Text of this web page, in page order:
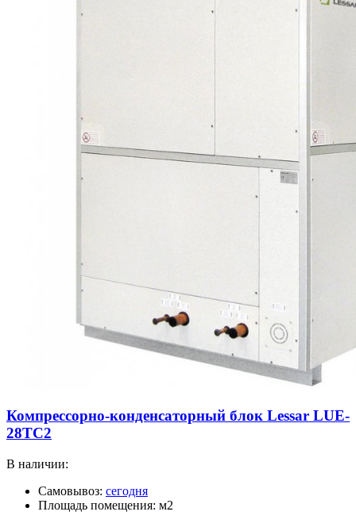
Компрессорно-конденсаторный блок Lessar LUE-
28TC2
В наличии:
Самовывоз: сегодня
Площадь помещения: м2